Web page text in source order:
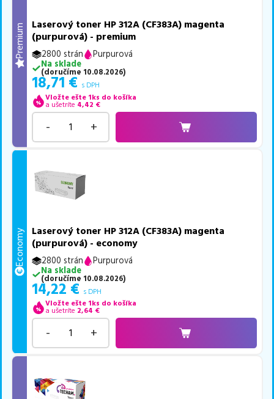
Premium
Laserový toner HP 312A (CF383A) magenta
(purpurová) - premium
2800 strán
Purpurová
Na sklade
(doručíme 10.08.2026)
18,71 € s DPH
Vložte ešte 1ks do košíka
a ušetríte 4,42 €
- +
Economy
Laserový toner HP 312A (CF383A) magenta
(purpurová) - economy
2800 strán
Purpurová
Na sklade
(doručíme 10.08.2026)
14,22 € s DPH
Vložte ešte 1ks do košíka
a ušetríte 2,64 €
- +